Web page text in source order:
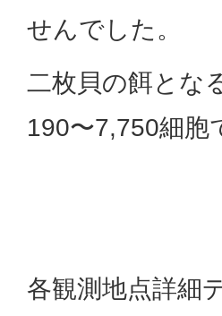
せんでした。
二枚貝の餌とな
190〜7,750細胞
各観測地点詳細